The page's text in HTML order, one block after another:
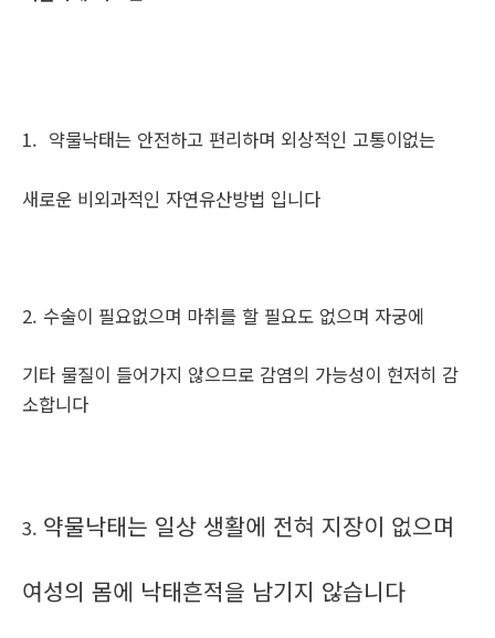
1. 약물낙태는 안전하고 편리하며 외상적인 고통이없는
새로운 비외과적인 자연유산방법 입니다
2. 수술이 필요없으며 마취를 할 필요도 없으며 자궁에
기타 물질이 들어가지 않으므로 감염의 가능성이 현저히 감
소합니다
3. 약물낙태는 일상 생활에 전혀 지장이 없으며
여성의 몸에 낙태흔적을 남기지 않습니다